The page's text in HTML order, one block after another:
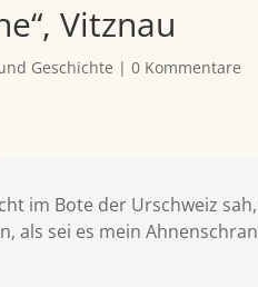
Vitznau
Geschichte |0 Kommentare
im Bote der Urschweiz
als sei es mein